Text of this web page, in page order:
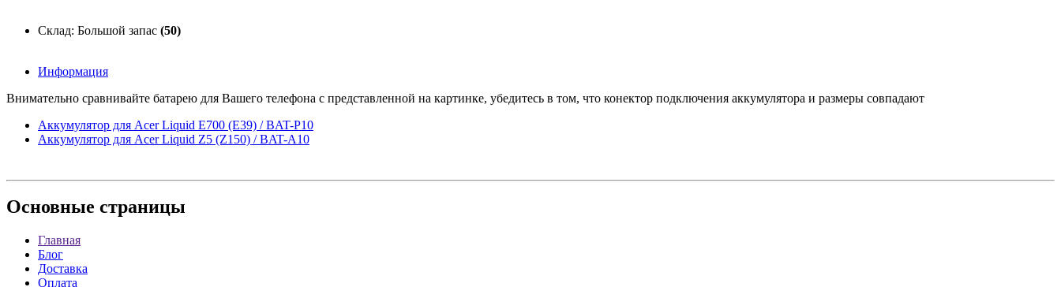
Склад: Большой запас (50)
Информация
Внимательно сравнивайте батарею для Вашего телефона с представленной на картинке, убедитесь в том, что конектор подключения аккумулятора и размеры совпадают
Аккумулятор для Acer Liquid E700 (E39) / BAT-P10
Аккумулятор для Acer Liquid Z5 (Z150) / BAT-A10
Основные страницы
Главная
Блог
Доставка
Оплата